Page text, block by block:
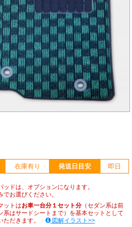
在庫有り 発送日目安 即日
ッドは、オプションになります。
でお選びください。
ットはお車一台分１セット分（セダン系は前
系はサードシートまで）を基本セットとして
ただきます。
図解イラスト>>